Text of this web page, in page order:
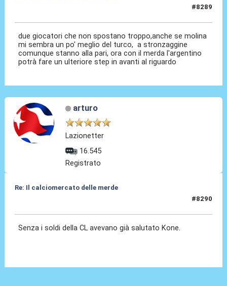
#8289
due giocatori che non spostano troppo,anche se molina
mi sembra un po' meglio del turco, a stronzaggine
comunque stanno alla pari, ora con il merda l'argentino
potrà fare un ulteriore step in avanti al riguardo
arturo
Lazionetter
16.545
Registrato
Re: Il calciomercato delle merde
#8290
Senza i soldi della CL avevano già salutato Kone.